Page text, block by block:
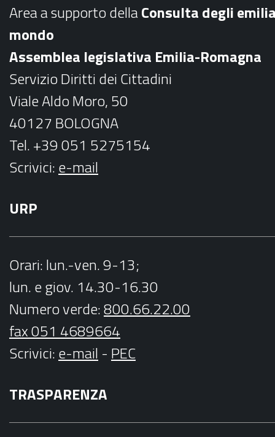
o
k
r
a
m
Area a supporto dellaConsulta degli
mondo
Assemblea legislativa Emilia-Romagna
Servizio Diritti dei Cittadini
Viale Aldo Moro, 50
40127 BOLOGNA
Tel. +39 051 5275154
Scrivici:e-mail
URP
Orari: lun.-ven. 9-13;
lun. e giov. 14.30-16.30
Numero verde:800.66.22.00
fax 051 4689664
Scrivici:e-mail - PEC
TRASPARENZA